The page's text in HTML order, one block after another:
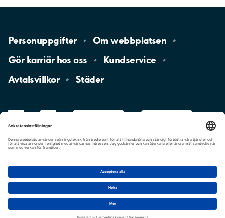
Personuppgifter Omwebbplatsen
Gör karriär hososs
Kundservice
Avtalsvillkor
Städer
Cookie-inställningar